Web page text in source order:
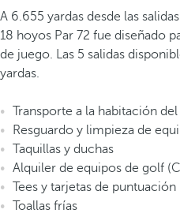
A 6.655 yardas desde las
18 hoyos Par 72 fue diseñado
de juego. Las 5 salidas
yardas.
Transporte a la habitación
Resguardo y limpieza de
Taquillas y duchas
Alquiler de equipos de golf
Tees y tarjetas de puntuación
Toallas frías